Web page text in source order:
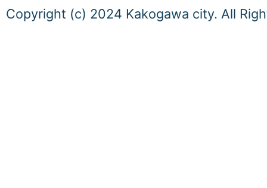
Copyright (c) 2024 Kakogawa city. All